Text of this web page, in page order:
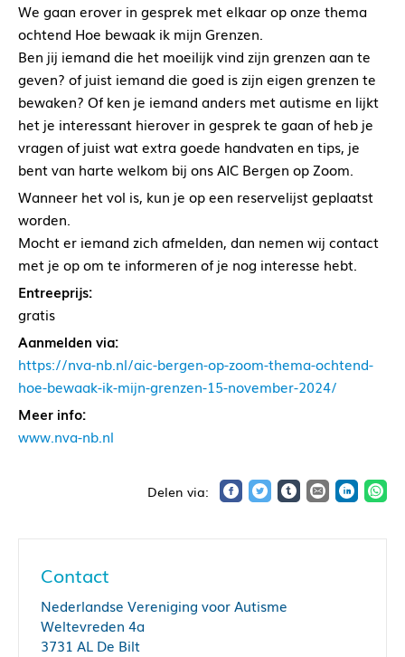
We gaan erover in gesprek met elkaar op onze thema
ochtend Hoe bewaak ik mijn Grenzen.
Ben jij iemand die het moeilijk vind zijn grenzen aan te
geven? of juist iemand die goed is zijn eigen grenzen te
bewaken? Of ken je iemand anders met autisme en lijkt
het je interessant hierover in gesprek te gaan of heb je
vragen of juist wat extra goede handvaten en tips, je
bent van harte welkom bij ons AIC Bergen op Zoom.
Wanneer het vol is, kun je op een reservelijst geplaatst
worden.
Mocht er iemand zich afmelden, dan nemen wij contact
met je op om te informeren of je nog interesse hebt.
Entreeprijs:
gratis
Aanmelden via:
https://nva-nb.nl/aic-bergen-op-zoom-thema-ochtend-
hoe-bewaak-ik-mijn-grenzen-15-november-2024/
Meer info:
www.nva-nb.nl
Contact
Nederlandse Vereniging voor Autisme
Weltevreden 4a
3731 AL De Bilt